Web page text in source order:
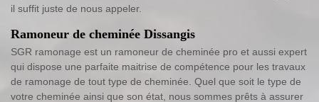
il suffit juste de nous appeler.
Ramoneur de cheminée Dissangis
SGR ramonage est un ramoneur de cheminée pro et aussi expert
qui dispose une parfaite maitrise de compétence pour les travaux
de ramonage de tout type de cheminée. Quel que soit le type de
votre cheminée ainsi que son état, nous sommes prêts à assurer